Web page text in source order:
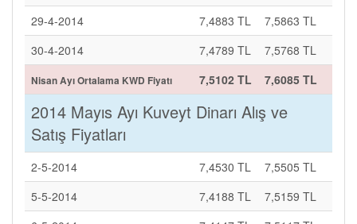
29-4-2014
7,4883 TL
7,5863 TL
30-4-2014
7,4789 TL 7,5768 TL
Nisan Ayı Ortalama KWD Fiyatı 7,5102 TL 7,6085 TL
2014 Mayıs Ayı Kuveyt Dinarı Alış ve
Satış Fiyatları
2-5-2014 7,4530 TL
7,5505 TL
5-5-2014
7,4188 TL
7,5159 TL